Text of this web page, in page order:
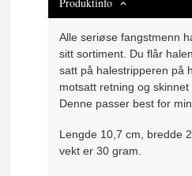
Alle seriøse fangstmenn
sitt sortiment. Du flår
satt på halestripperen på
motsatt retning og skinnet
Denne passer best for
Lengde 10,7 cm, bredde
vekt er 30 gram.